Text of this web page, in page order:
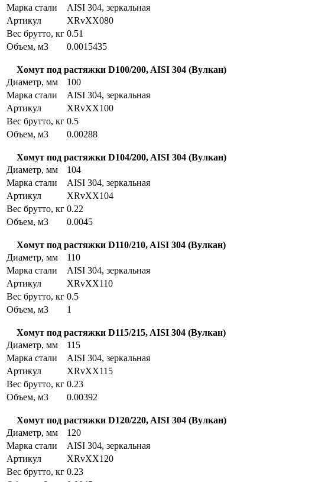
Марка стали
AISI 304, зеркальная
Артикул
XRvXX080
Вес брутто, кг 0.51
Объем, м3
0.0015435
Хомут под растяжки D100/200, AISI 304 (Вулкан)
Диаметр, мм
100
Марка стали
AISI 304, зеркальная
Артикул
XRvXX100
Вес брутто, кг 0.5
Объем, м3
0.00288
Хомут под растяжки D104/200, AISI 304 (Вулкан)
Диаметр, мм
104
Марка стали
AISI 304, зеркальная
Артикул
XRvXX104
Вес брутто, кг 0.22
Объем, м3
0.0045
Хомут под растяжки D110/210, AISI 304 (Вулкан)
Диаметр, мм
110
Марка стали
AISI 304, зеркальная
Артикул
XRvXX110
Вес брутто, кг 0.5
Объем, м3
1
Хомут под растяжки D115/215, AISI 304 (Вулкан)
Диаметр, мм
115
Марка стали
AISI 304, зеркальная
Артикул
XRvXX115
Вес брутто, кг 0.23
Объем, м3
0.00392
Хомут под растяжки D120/220, AISI 304 (Вулкан)
Диаметр, мм
120
Марка стали
AISI 304, зеркальная
Артикул
XRvXX120
Вес брутто, кг 0.23